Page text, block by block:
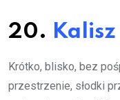
20. Kalisz
Krótko, blisko, bez
przestrzenie, słodki